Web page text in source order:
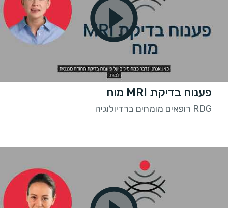
פענוח בדיקת MRI מוח
RDG רופאים מומחים ברדיולוגיה